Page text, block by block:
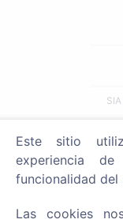
Este sitio
experiencia
funcionalidad del
Las cookies